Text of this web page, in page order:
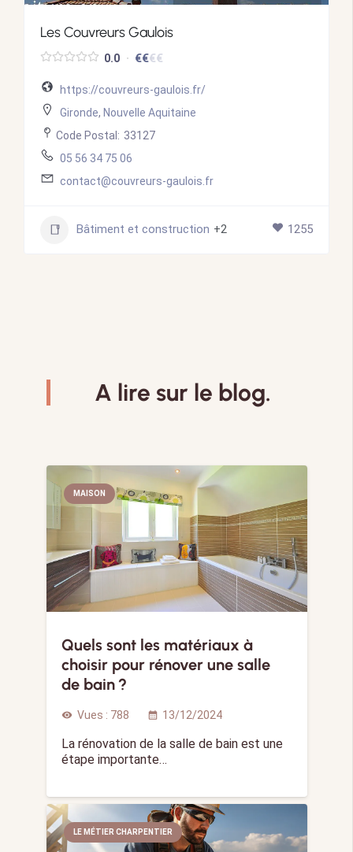
Les Couvreurs Gaulois
0.0 €€€€
https://couvreurs-gaulois.fr/
Gironde, Nouvelle Aquitaine
Code Postal: 33127
05 56 34 75 06
contact@couvreurs-gaulois.fr
Bâtiment et construction +2 1255
A lire sur le blog.
MAISON
Quels sont les matériaux à
choisir pour rénover une salle
de bain ?
visibility Vues : 788 calendar_month 13/12/2024
La rénovation de la salle de bain est une
étape importante…
LE MÉTIER CHARPENTIER